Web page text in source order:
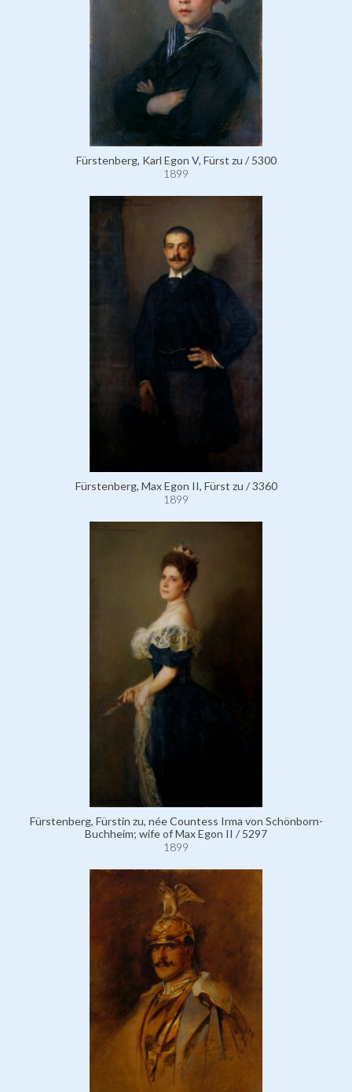
Fürstenberg, Karl Egon V, Fürst zu / 5300
1899
Fürstenberg, Max Egon II, Fürst zu / 3360
1899
Fürstenberg, Fürstin zu, née Countess Irma von Schönborn-
Buchheim; wife of Max Egon II / 5297
1899